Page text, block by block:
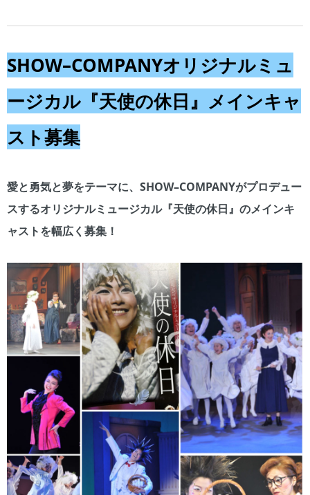
SHOW–COMPANYオリジナルミュ
ージカル『天使の休日』メインキャ
スト募集
愛と勇気と夢をテーマに、SHOW–COMPANYがプロデュー
スするオリジナルミュージカル『天使の休日』のメインキ
ャストを幅広く募集！